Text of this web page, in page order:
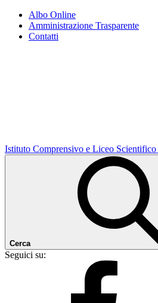
Albo Online
Amministrazione Trasparente
Contatti
Istituto Comprensivo e Liceo Scientifico
Cerca
Seguici su: